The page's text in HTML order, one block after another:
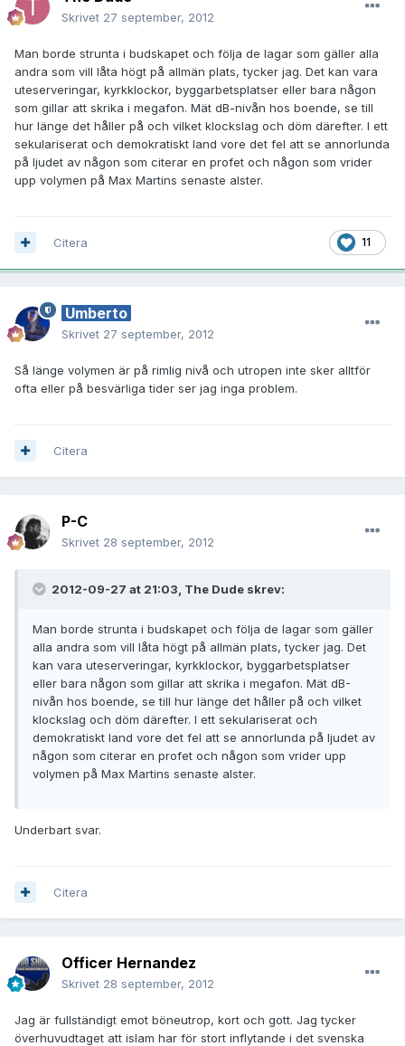
Skrivet 27 september, 2012
Man borde strunta i budskapet och följa de lagar som gäller alla
andra som vill låta högt på allmän plats, tycker jag. Det kan vara
uteserveringar, kyrkklockor, byggarbetsplatser eller bara någon
som gillar att skrika i megafon. Mät dB-nivån hos boende, se till
hur länge det håller på och vilket klockslag och döm därefter. I ett
sekulariserat och demokratiskt land vore det fel att se annorlunda
på ljudet av någon som citerar en profet och någon som vrider
upp volymen på Max Martins senaste alster.
11
Citera
Umberto
Skrivet 27 september, 2012
Så länge volymen är på rimlig nivå och utropen inte sker alltför
ofta eller på besvärliga tider ser jag inga problem.
Citera
P-C
Skrivet 28 september, 2012
2012-09-27 at 21:03, The Dude skrev:
Man borde strunta i budskapet och följa de lagar som gäller
alla andra som vill låta högt på allmän plats, tycker jag. Det
kan vara uteserveringar, kyrkklockor, byggarbetsplatser
eller bara någon som gillar att skrika i megafon. Mät dB-
nivån hos boende, se till hur länge det håller på och vilket
klockslag och döm därefter. I ett sekulariserat och
demokratiskt land vore det fel att se annorlunda på ljudet av
någon som citerar en profet och någon som vrider upp
volymen på Max Martins senaste alster.
Underbart svar.
Citera
Officer Hernandez
Skrivet 28 september, 2012
Jag är fullständigt emot böneutrop, kort och gott. Jag tycker
överhuvudtaget att islam har för stort inflytande i det svenska